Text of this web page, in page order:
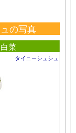
の写真
菜
タイニーシュシュ